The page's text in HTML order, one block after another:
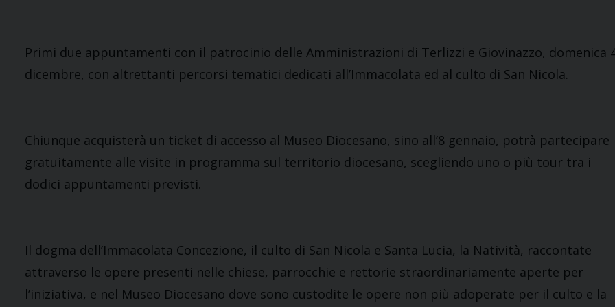
Primi due appuntamenti con il patrocinio delle Amministrazioni di Terlizzi e Giovinazzo, domenica
dicembre, con altrettanti percorsi tematici dedicati all’Immacolata ed al culto di San Nicola.
Chiunque acquisterà un ticket di accesso al Museo Diocesano, sino all’8 gennaio, potrà partecipare
gratuitamente alle visite in programma sul territorio diocesano, scegliendo uno o più tour tra i
dodici appuntamenti previsti.
Il dogma dell’Immacolata Concezione, il culto di San Nicola e Santa Lucia, la Natività, raccontate
attraverso le opere presenti nelle chiese, parrocchie e rettorie straordinariamente aperte per
l’iniziativa, e nel Museo Diocesano dove sono custodite le opere non più adoperate per il culto e la